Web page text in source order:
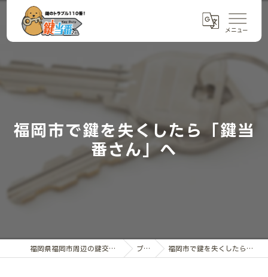
福岡市で鍵を失くしたら「鍵当
番さん」へ
福岡県福岡市周辺の鍵交換なら鍵当番さん ブログ 福岡市で鍵を失くしたら「鍵当番さん」へ